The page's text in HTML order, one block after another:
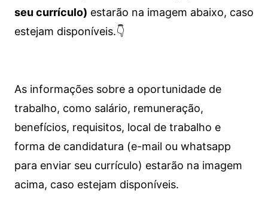
seu currículo) estarão na imagem abaixo, caso
estejam disponíveis.👇
As informações sobre a oportunidade de
trabalho, como salário, remuneração,
benefícios, requisitos, local de trabalho e
forma de candidatura (e-mail ou whatsapp
para enviar seu currículo) estarão na imagem
acima, caso estejam disponíveis.